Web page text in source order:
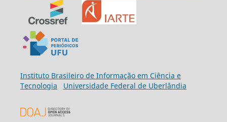
Instituto Brasileiro de Informação em Ciência e
Tecnologia
Universidade Federal de Uberlândia